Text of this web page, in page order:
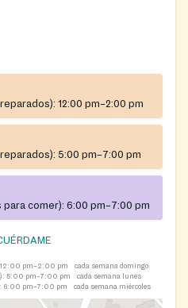
12:00 pm–2:00 pm
5:00 pm–7:00 pm
comer): 6:00 pm–7:00 pm
12:00 pm–2:00 pm
cada semana domingo
5:00 pm–7:00 pm
cada semana lunes
6:00 pm–7:00 pm cada semana miércoles